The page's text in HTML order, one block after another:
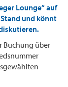
Lounge“ auf
und könnt
Buchung über